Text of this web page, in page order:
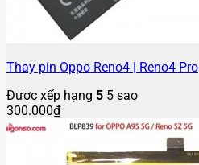
Thay pin Oppo Reno4 | Reno4 Pro
Được xếp hạng 5 5 sao
300.000₫